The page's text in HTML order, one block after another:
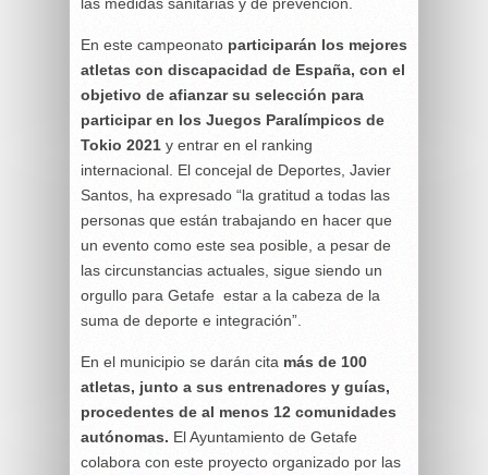
En este campeonato participarán los mejores
atletas con discapacidad de España, con el
objetivo de afianzar su selección para
participar en los Juegos Paralímpicos de
Tokio 2021 y entrar en el ranking
internacional. El concejal de Deportes, Javier
Santos, ha expresado “la gratitud a todas las
personas que están trabajando en hacer que
un evento como este sea posible, a pesar de
las circunstancias actuales, sigue siendo un
orgullo para Getafe estar a la cabeza de la
suma de deporte e integración”.
En el municipio se darán cita más de 100
atletas, junto a sus entrenadores y guías,
procedentes de al menos 12 comunidades
autónomas. El Ayuntamiento de Getafe
colabora con este proyecto organizado por las